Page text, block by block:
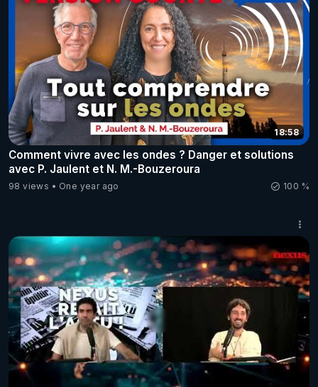
18:58
Comment vivre avec les ondes ? Danger et solutions
avec P. Jaulent et N. M.-Bouzeroura
98 views One year ago 100 %